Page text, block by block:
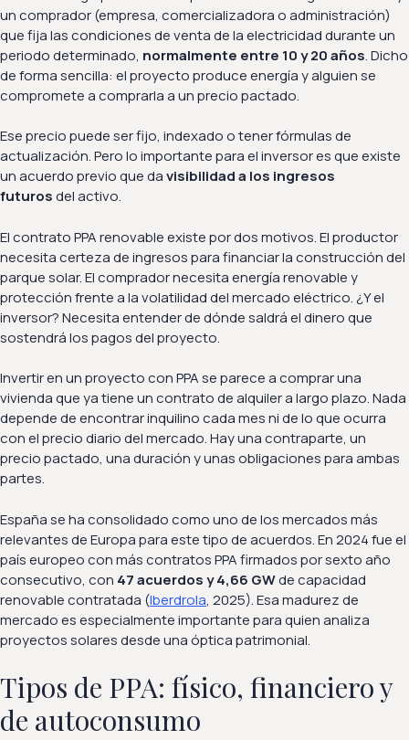
un comprador (empresa, comercializadora o administración)
que fija las condiciones de venta de la electricidad durante un
periodo determinado, normalmente entre 10 y 20 años. Dicho
de forma sencilla: el proyecto produce energía y alguien se
compromete a comprarla a un precio pactado.
Ese precio puede ser fijo, indexado o tener fórmulas de
actualización. Pero lo importante para el inversor es que existe
un acuerdo previo que davisibilidad a los ingresos
futurosdel activo.
El contrato PPA renovable existe por dos motivos. El productor
necesita certeza de ingresos para financiar la construcción del
parque solar. El comprador necesita energía renovable y
protección frente a la volatilidad del mercado eléctrico. ¿Y el
inversor? Necesita entender de dónde saldrá el dinero que
sostendrá los pagos del proyecto.
Invertir en un proyecto con PPA se parece a comprar una
vivienda que ya tiene un contrato de alquiler a largo plazo. Nada
depende de encontrar inquilino cada mes ni de lo que ocurra
con el precio diario del mercado. Hay una contraparte, un
precio pactado, una duración y unas obligaciones para ambas
partes.
España se ha consolidado como uno de los mercados más
relevantes de Europa para este tipo de acuerdos. En 2024 fue el
país europeo con más contratos PPA firmados por sexto año
consecutivo, con 47 acuerdos y 4,66 GWde capacidad
renovable contratada (Iberdrola, 2025). Esa madurez de
mercado es especialmente importante para quien analiza
proyectos solares desde una óptica patrimonial.
Tipos de PPA: físico, financiero y
de autoconsumo